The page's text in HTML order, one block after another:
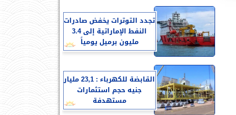
تجدد التوترات يخفض صادرات
النفط الإماراتية إلى 3.4
مليون برميل يومياً
القابضة للكهرباء : 23,1 مليار
جنيه حجم استثمارات
مستهدفة